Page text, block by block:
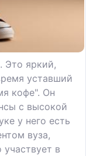
Это яркий,
уставший
кофе". Он
с высокой
у него есть
вуза,
в